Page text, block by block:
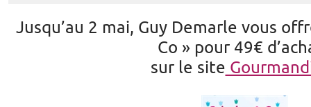
Jusqu’au 2 mai, Guy Demarle vous
Co » pour 49€
sur le site